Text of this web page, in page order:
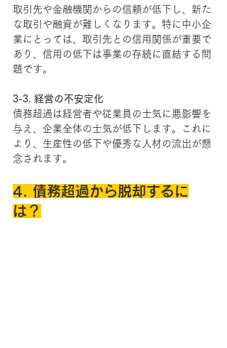
取引先や金融機関からの信頼が低下し、新た
な取引や融資が難しくなります。特に中小企
業にとっては、取引先との信用関係が重要で
あり、信用の低下は事業の存続に直結する問
題です。
3-3. 経営の不安定化
債務超過は経営者や従業員の士気に悪影響を
与え、企業全体の士気が低下します。これに
より、生産性の低下や優秀な人材の流出が懸
念されます。
4. 債務超過から脱却するに
は？